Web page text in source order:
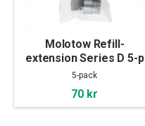
Molotow Refill-
extension Series D 5-p
5-pack
70 kr